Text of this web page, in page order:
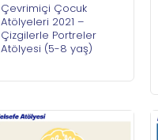
Çevrimiçi Çocuk
Atölyeleri 2021 –
Çizgilerle Portreler
Atölyesi (5-8 yaş)